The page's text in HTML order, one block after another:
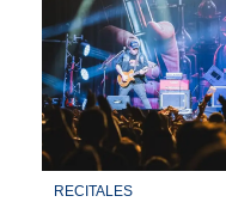
RECITALES